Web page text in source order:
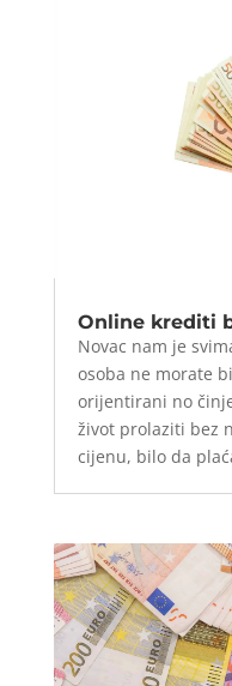
Online krediti
Novac nam je
osoba ne morate
orijentirani no
život prolaziti bez
cijenu, bilo da